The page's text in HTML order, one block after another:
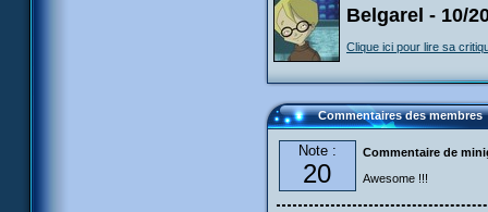
Belgarel - 10/
Clique ici pour lire sa
Commentaires des membres
Note :
20
Commentaire de
Awesome !!!